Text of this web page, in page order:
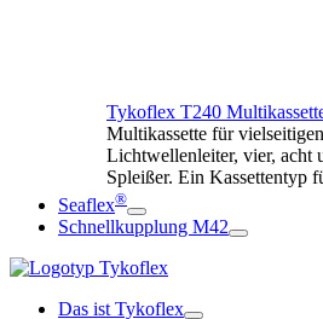
Tykoflex T240
Multikassette für
Lichtwellenleiter, vier, acht
Spleißer. Ein Kassettentyp
Seaflex®
Schnellkupplung M42
Das ist Tykoflex